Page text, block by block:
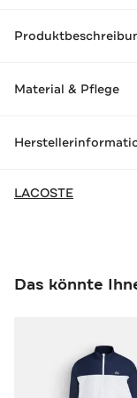
Material & Pflege
LACOSTE
Das könnte